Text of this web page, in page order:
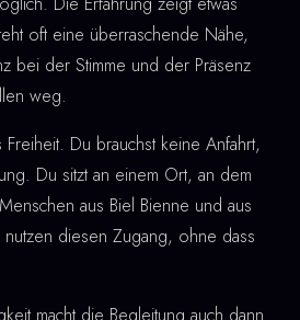
oft eine überraschende Nähe,
bei der Stimme und der Präsenz
weg.
Du brauchst keine Anfahrt,
Du sitzt an einem Ort, an dem
aus Biel Bienne und aus
diesen Zugang, ohne dass